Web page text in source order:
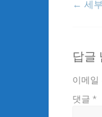
← 세
답글
이메일
댓글 *